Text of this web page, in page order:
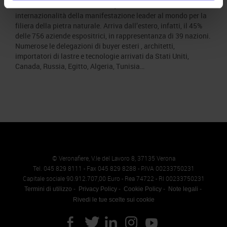
Marmomac torna a Veronafiere, confermando l’alto tasso di
internazionalità della manifestazione leader al mondo per la
filiera della pietra naturale. Arriva dall’estero, infatti, il 45%
delle 756 aziende espositrici, in rappresentanza di 39 nazioni.
Numerose le delegazioni di buyer esteri , architetti,
importatori di lastre e tecnologie arrivati da Stati Uniti,
Canada, Russia, Egitto, Algeria, Tunisia…
© Veronafiere, V.le del Lavoro 8, 37135 Verona
Tel. 045 829 8111 - Fax 045 829 8288 - P.IVA 00233750231
Capitale sociale 90.912.707,00 Euro - Rea 74722 - RI 00233750231
Termini di utilizzo Privacy Policy Cookie Policy
Note legali
Rivedi le tue scelte sui cookie